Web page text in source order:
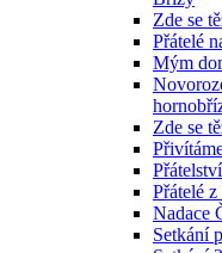
Zde se
Přátelé
Mým
Zde se
Přátelé
Nadace
Setkání